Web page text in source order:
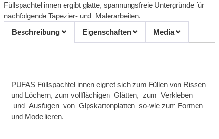
Füllspachtel innen ergibt glatte, spannungsfreie Untergründe für
nachfolgende Tapezier- und Malerarbeiten.
Beschreibung
Eigenschaften Media
PUFAS Füllspachtel innen eignet sich zum Füllen von Rissen
und Löchern, zum vollflächigen Glätten, zum Verkleben
und Ausfugen von Gipskartonplatten so-wie zum Formen
und Modellieren.